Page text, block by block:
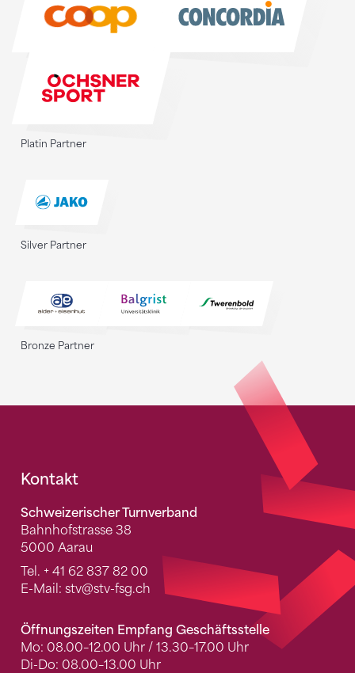
Platin Partner
Silver Partner
Bronze Partner
Fusszeile
Kontakt
Schweizerischer Turnverband
Bahnhofstrasse 38
5000 Aarau
Tel. + 41 62 837 82 00
E-Mail: stv@stv-fsg.ch
Öffnungszeiten Empfang Geschäftsstelle
Mo: 08.00–12.00 Uhr / 13.30–17.00 Uhr
Di-Do: 08.00–13.00 Uhr